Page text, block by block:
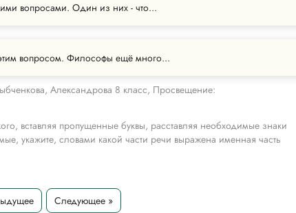
вопросами. Один из них - что...
вопросом. Философы ещё много...
Александрова 8 класс, Просвещение:
вставляя пропущенные буквы, расставляя необходимые знаки
укажите, словами какой части речи выражена именная часть
и грохота ему было бы трудно жить. 2) В Крыму она ещё
гв..здикой. Хотелось поскорее увидеть море. 3) В Синезёрках
дни когда жизнь представляется особенно ясной и слаженной.
Следующее »